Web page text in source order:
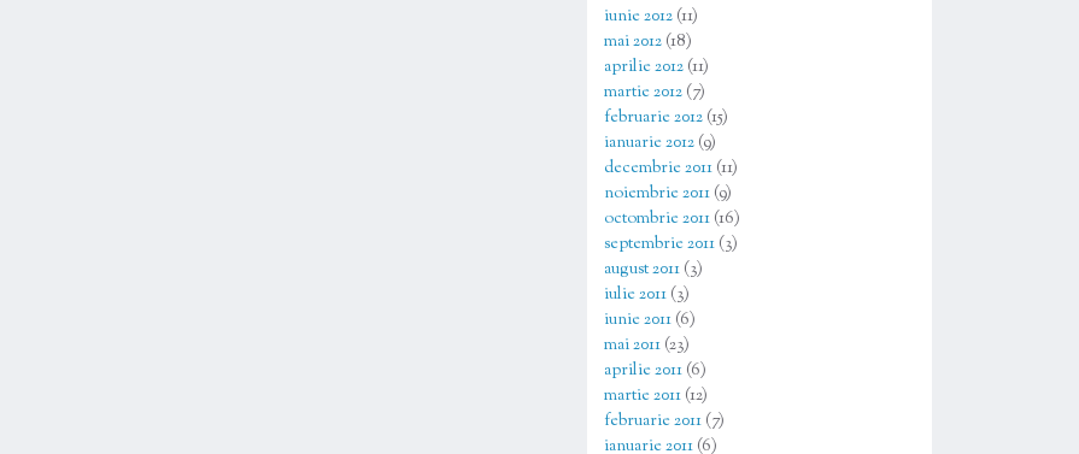
iunie 2012 (11)
mai 2012 (18)
aprilie 2012 (11)
martie 2012 (7)
februarie 2012 (15)
ianuarie 2012 (9)
decembrie 2011 (11)
noiembrie 2011 (9)
octombrie 2011 (16)
septembrie 2011 (3)
august 2011 (3)
iulie 2011 (3)
iunie 2011 (6)
mai 2011 (23)
aprilie 2011 (6)
martie 2011 (12)
februarie 2011 (7)
ianuarie 2011 (6)